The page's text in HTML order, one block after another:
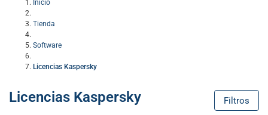
Inicio
Tienda
Software
Licencias Kaspersky
Licencias Kaspersky Filtros